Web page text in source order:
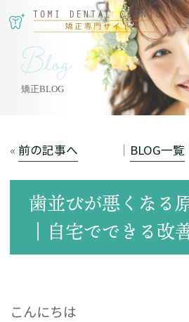
Blog
矯正BLOG
« 前の記事へ │ BLOG一覧
歯並びが悪くなる
｜自宅でできる改
こんにちは